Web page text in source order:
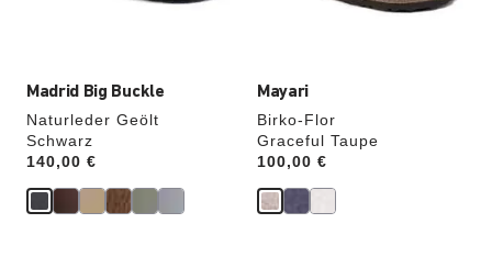
Madrid Big Buckle
Naturleder Geölt
Schwarz
Price:
140,00 €
Mayari
Birko-Flor
Graceful Taupe
Price:
100,00 €